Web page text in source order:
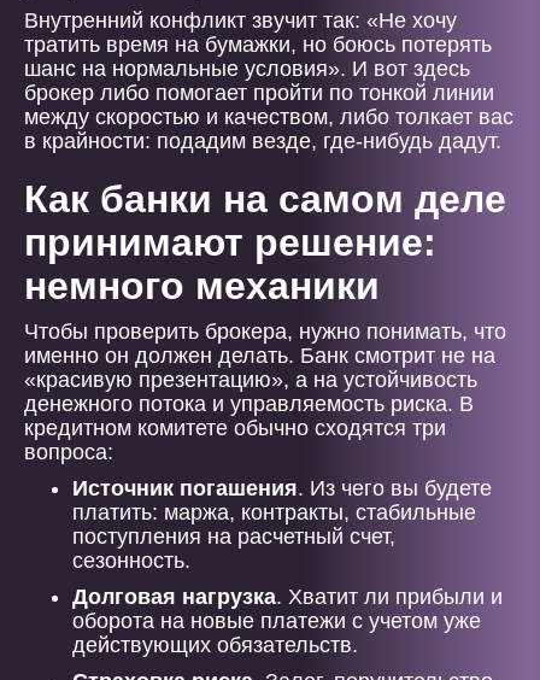
Внутренний конфликт звучит так: «Не хочу
тратить время на бумажки, но боюсь потерять
шанс на нормальные условия». И вот здесь
брокер либо помогает пройти по тонкой линии
между скоростью и качеством, либо толкает вас
в крайности: подадим везде, где-нибудь дадут.
Как банки на самом деле
принимают решение:
немного механики
Чтобы проверить брокера, нужно понимать, что
именно он должен делать. Банк смотрит не на
«красивую презентацию», а на устойчивость
денежного потока и управляемость риска. В
кредитном комитете обычно сходятся три
вопроса:
Источник погашения. Из чего вы будете
платить: маржа, контракты, стабильные
поступления на расчетный счет,
сезонность.
Долговая нагрузка. Хватит ли прибыли и
оборота на новые платежи с учетом уже
действующих обязательств.